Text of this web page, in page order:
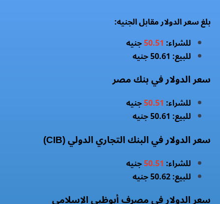
بلغ سعر الدولار مقابل الجنيه:
للشراء: 50.51جنيه
للبيع: 50.61 جنيه
سعر الدولار في بنك مصر
للشراء: 50.51جنيه
للبيع: 50.61 جنيه
سعر الدولار في البنك التجاري الدولي (CIB)
للشراء: 50.51جنيه
للبيع: 50.62 جنيه